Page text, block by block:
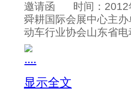
邀请函 时间：
舜耕国际会展中心主
动车行业协会山东省
显示全文